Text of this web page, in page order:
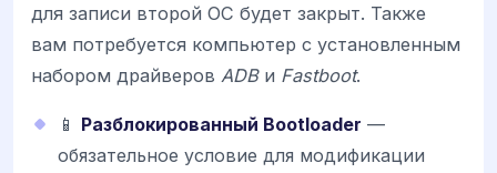
для записи второй ОС будет закрыт. Также
вам потребуется компьютер с установленным
набором драйверов ADBи Fastboot.
📱 Разблокированный Bootloader —
обязательное условие для модификации